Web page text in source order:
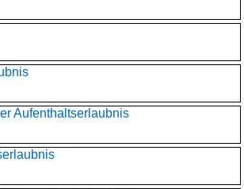
Aufenthaltserlaubnis